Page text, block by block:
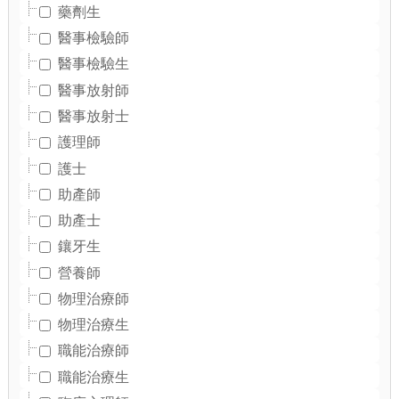
藥劑生
醫事檢驗師
醫事檢驗生
醫事放射師
醫事放射士
護理師
護士
助產師
助產士
鑲牙生
營養師
物理治療師
物理治療生
職能治療師
職能治療生